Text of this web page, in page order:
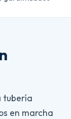
tubería
en marcha